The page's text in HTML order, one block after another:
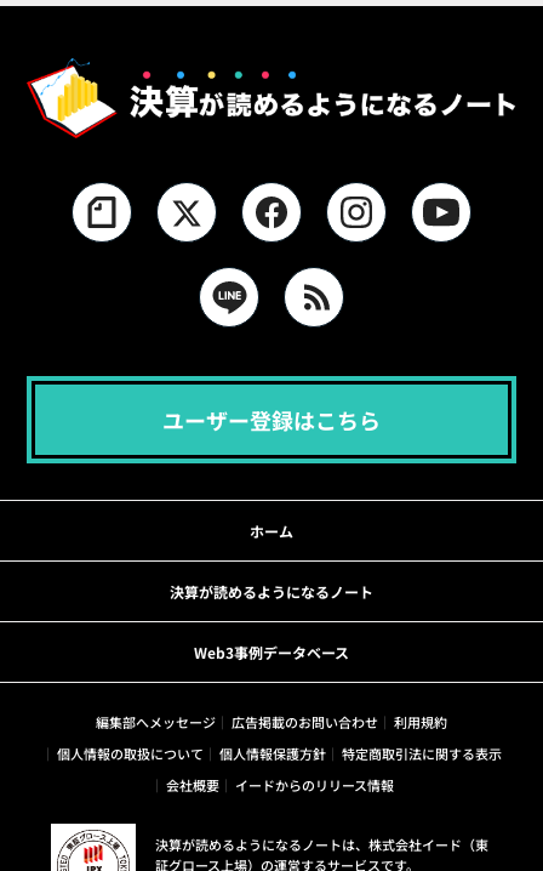
ユーザー登録はこちら
ホーム
決算が読めるようになるノート
Web3事例データベース
編集部へメッセージ 広告掲載のお問い合わせ
利用規約
個人情報の取扱について
個人情報保護方針
特定商取引法に関する表示
会社概要
イードからのリリース情報
決算が読めるようになるノートは、株式会社イード（東
証グロース上場）の運営するサービスです。